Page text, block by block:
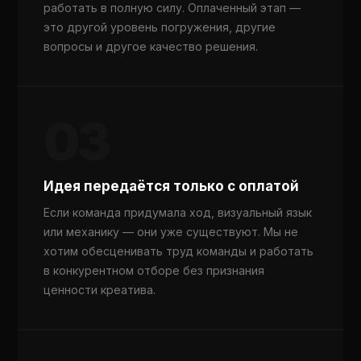
работать в полную силу. Оплаченный этап —
это другой уровень погружения, другие
вопросы и другое качество решения.
Идея передаётся только с оплатой
Если команда придумала ход, визуальный язык
или механику — они уже существуют. Мы не
хотим обесценивать труд команды и работать
в конкурентном отборе без признания
ценности креатива.
PRODUCTION